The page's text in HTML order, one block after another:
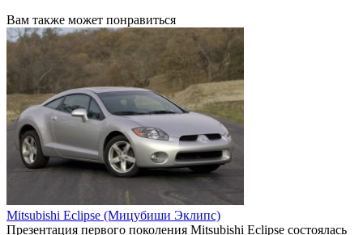
Вам также может понравиться
Mitsubishi Eclipse (Мицубиши Эклипс)
Презентация первого поколения Mitsubishi Eclipse состоялась